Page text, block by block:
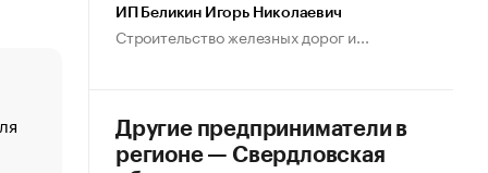
«От спорта тело стареет иначе». Как живет глава
создавшей GTA
ИП Беликин Игорь Николаевич
Строительство железных дорог и...
Другие предприниматели в
регионе — Свердловская